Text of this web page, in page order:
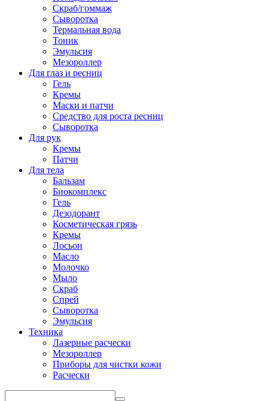
Скраб/гоммаж
Сыворотка
Термальная вода
Тоник
Эмульсия
Мезороллер
Для глаз и ресниц
Гель
Кремы
Маски и патчи
Средство для роста ресниц
Сыворотка
Для рук
Кремы
Патчи
Для тела
Бальзам
Биокомплекс
Гель
Дезодорант
Косметическая грязь
Кремы
Лосьон
Масло
Молочко
Мыло
Скраб
Спрей
Сыворотка
Эмульсия
Техника
Лазерные расчески
Мезороллер
Приборы для чистки кожи
Расчески